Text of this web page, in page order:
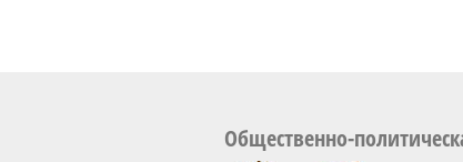
Общественно-